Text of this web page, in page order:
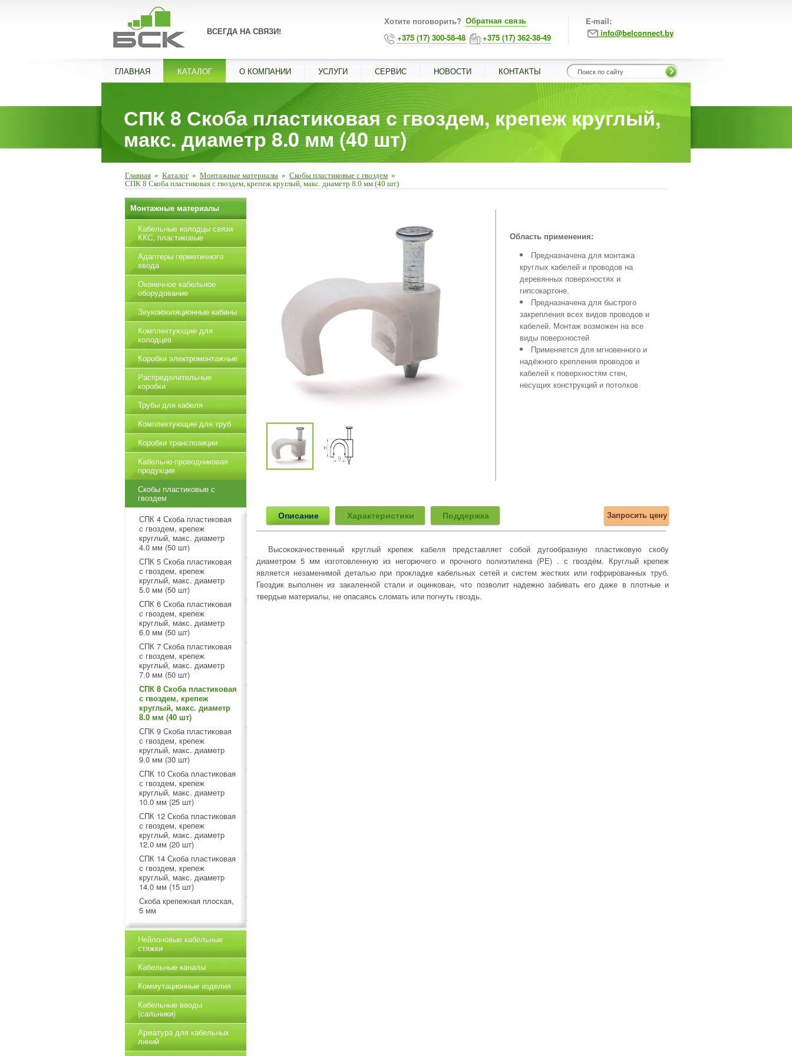
ВСЕГДА НА СВЯЗИ!
Хотите поговорить? Обратная связь
+375 (17) 300-58-48
+375 (17) 362-38-49
E-mail:
info@belconnect.by
ГЛАВНАЯ КАТАЛОГ О КОМПАНИИ УСЛУГИ СЕРВИС НОВОСТИ КОНТАКТЫ
СПК 8 Скоба пластиковая с гвоздем, крепеж круглый,
макс. диаметр 8.0 мм (40 шт)
Главная » Каталог » Монтажные материалы » Скобы пластиковые с гвоздем »
СПК 8 Скоба пластиковая с гвоздем, крепеж круглый, макс. диаметр 8.0 мм (40 шт)
Область применения:
Предназначена для монтажа
круглых кабелей и проводов на
деревянных поверхностях и
гипсокартоне.
Предназначена для быстрого
закрепления всех видов проводов и
кабелей. Монтаж возможен на все
виды поверхностей
Применяется для мгновенного и
надёжного крепления проводов и
кабелей к поверхностям стен,
несущих конструкций и потолков
Описание Характеристики Поддержка Запросить цену
Высококачественный круглый крепеж кабеля представляет собой дугообразную пластиковую скобу
диаметром 5 мм изготовленную из негорючего и прочного полиэтилена (РЕ) . с гвоздём. Круглый крепеж
является незаменимой деталью при прокладке кабельных сетей и систем жестких или гофрированных труб.
Гвоздик выполнен из закаленной стали и оцинкован, что позволит надежно забивать его даже в плотные и
твердые материалы, не опасаясь сломать или погнуть гвоздь.
Монтажные материалы
Кабельные колодцы связи
ККС, пластиковые
Адаптеры герметичного
ввода
Оконечное кабельное
оборудование
Звукоизоляционные кабины
Комплектующие для
колодцев
Коробки электромонтажные
Распределительные
коробки
Трубы для кабеля
Комплектующие для труб
Коробки транспозиции
Кабельно-проводниковая
продукция
Скобы пластиковые с
гвоздем
СПК 4 Скоба пластиковая
с гвоздем, крепеж
круглый, макс. диаметр
4.0 мм (50 шт)
СПК 5 Скоба пластиковая
с гвоздем, крепеж
круглый, макс. диаметр
5.0 мм (50 шт)
СПК 6 Скоба пластиковая
с гвоздем, крепеж
круглый, макс. диаметр
6.0 мм (50 шт)
СПК 7 Скоба пластиковая
с гвоздем, крепеж
круглый, макс. диаметр
7.0 мм (50 шт)
СПК 8 Скоба пластиковая
с гвоздем, крепеж
круглый, макс. диаметр
8.0 мм (40 шт)
СПК 9 Скоба пластиковая
с гвоздем, крепеж
круглый, макс. диаметр
9.0 мм (30 шт)
СПК 10 Скоба пластиковая
с гвоздем, крепеж
круглый, макс. диаметр
10.0 мм (25 шт)
СПК 12 Скоба пластиковая
с гвоздем, крепеж
круглый, макс. диаметр
12.0 мм (20 шт)
СПК 14 Скоба пластиковая
с гвоздем, крепеж
круглый, макс. диаметр
14.0 мм (15 шт)
Скоба крепежная плоская,
5 мм
Нейлоновые кабельные
стяжки
Кабельные каналы
Коммутационные изделия
Кабельные вводы
(сальники)
Арматура для кабельных
линий